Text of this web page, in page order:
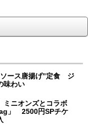
ソース唐揚げ”定食 ジ
味わい
ミニオンズとコラボ
」 2500円SPチケ